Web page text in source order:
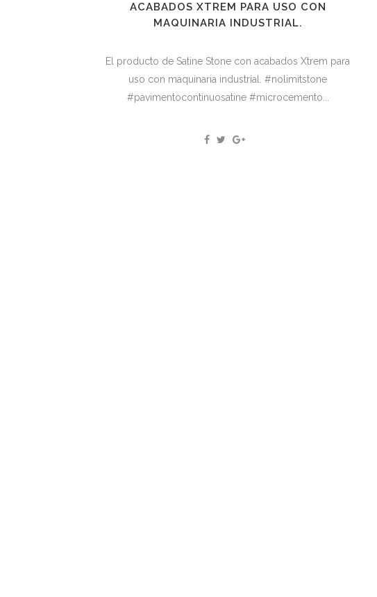
ACABADOS XTREM PARA USO CON
MAQUINARIA INDUSTRIAL.
El producto de Satine Stone con acabados Xtrem para
uso con maquinaria industrial. #nolimitstone
#pavimentocontinuosatine #microcemento...